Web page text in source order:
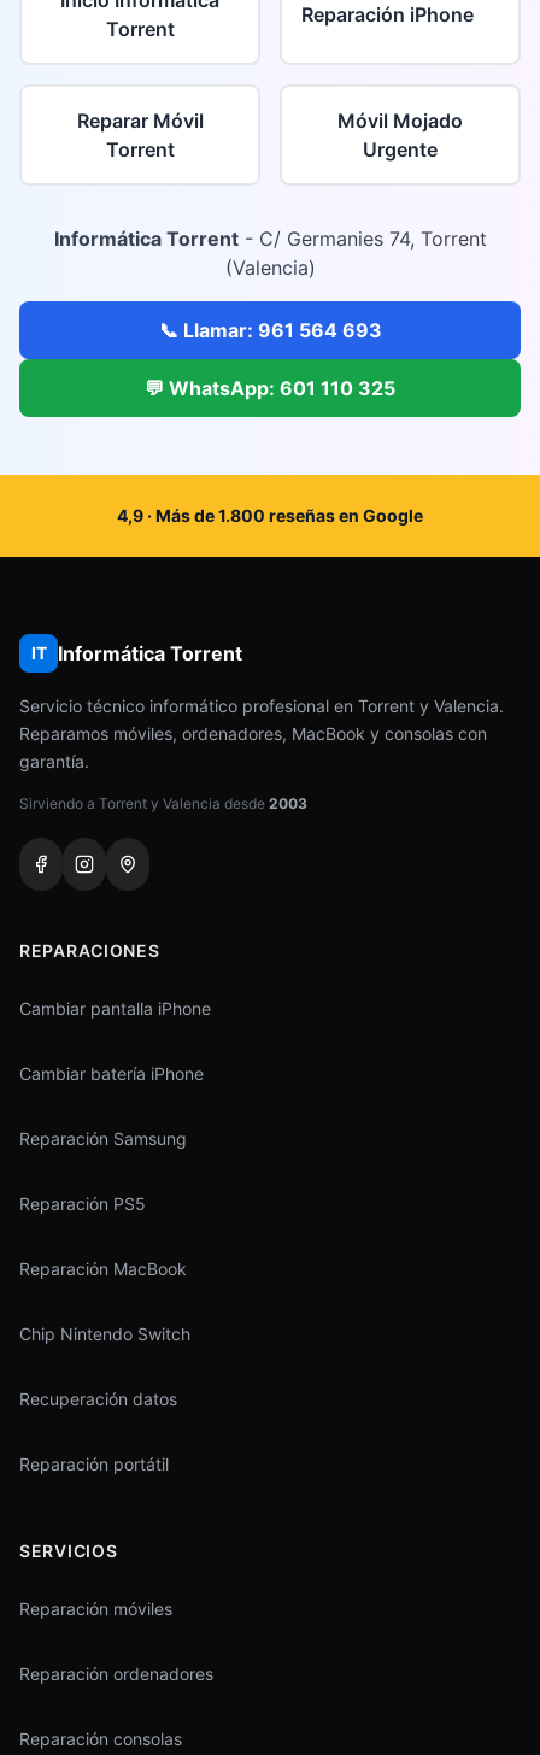
Torrent
Reparación iPhone
Reparar Móvil
Torrent
Móvil Mojado
Urgente
Informática Torrent- C/ Germanies 74, Torrent
(Valencia)
📞 Llamar: 961 564 693
💬 WhatsApp: 601 110 325
4,9 · Más de 1.800 reseñas en Google
IT Informática Torrent
Servicio técnico informático profesional en Torrent y Valencia.
Reparamos móviles, ordenadores, MacBook y consolas con
garantía.
Sirviendo a Torrent y Valencia desde 2003
REPARACIONES
Cambiar pantalla iPhone
Cambiar batería iPhone
Reparación Samsung
Reparación PS5
Reparación MacBook
Chip Nintendo Switch
Recuperación datos
Reparación portátil
SERVICIOS
Reparación móviles
Reparación ordenadores
Reparación consolas